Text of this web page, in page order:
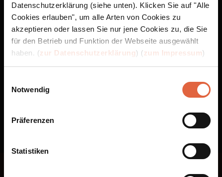
Datenschutzerklärung (siehe unten). Klicken Sie auf "Alle
Cookies erlauben", um alle Arten von Cookies zu
akzeptieren oder lassen Sie nur jene Cookies zu, die Sie
für den Betrieb und Funktion der Webseite ausgewählt
haben. (zur Datenschutzerklärung) (zum Impressum)
Notwendig
Präferenzen
Statistiken